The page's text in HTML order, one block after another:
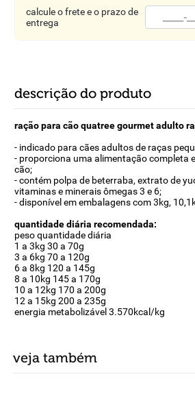
calcule o frete e o prazo de
entrega
descrição do produto
ração para cão quatree gourmet adulto
- indicado para cães adultos de raças
- proporciona uma alimentação completa
cão;
- contém polpa de beterraba, extrato de
vitaminas e minerais ômegas 3 e 6;
- disponível em embalagens com 3kg,
quantidade diária recomendada:
peso quantidade diária
1 a 3kg 30 a 70g
3 a 6kg 70 a 120g
6 a 8kg 120 a 145g
8 a 10kg 145 a 170g
10 a 12kg 170 a 200g
12 a 15kg 200 a 235g
energia metabolizável 3.570kcal/kg
veja também